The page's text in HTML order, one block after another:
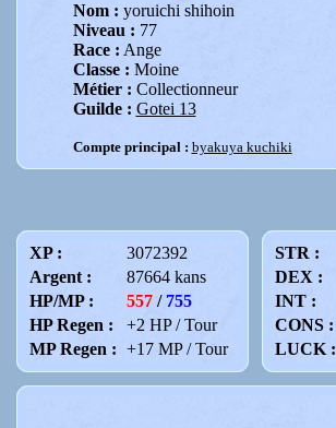
Nom : yoruichi shihoin
Niveau : 77
Race : Ange
Classe : Moine
Métier : Collectionneur
Guilde : Gotei 13
Compte principal : byakuya kuchiki
XP :
3072392
Argent :
87664 kans
HP/MP :
557 / 755
HP Regen :
+2 HP / Tour
MP Regen : +17 MP / Tour
STR :
DEX :
INT :
CONS :
LUCK :